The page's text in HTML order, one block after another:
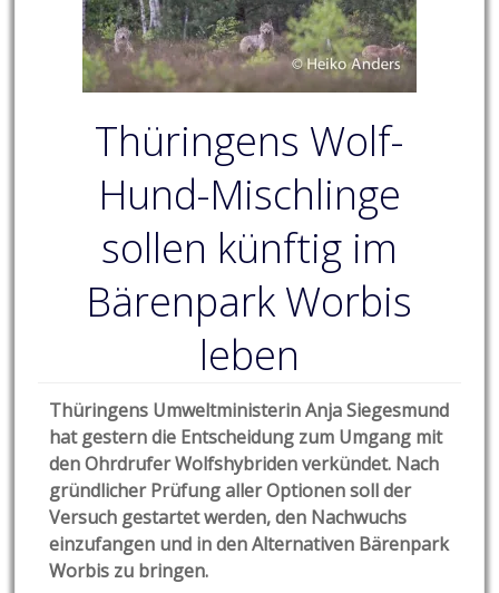
Thüringens Wolf-
Hund-Mischlinge
sollen künftig im
Bärenpark Worbis
leben
Thüringens Umweltministerin Anja Siegesmund
hat gestern die Entscheidung zum Umgang mit
den Ohrdrufer Wolfshybriden verkündet. Nach
gründlicher Prüfung aller Optionen soll der
Versuch gestartet werden, den Nachwuchs
einzufangen und in den Alternativen Bärenpark
Worbis zu bringen.